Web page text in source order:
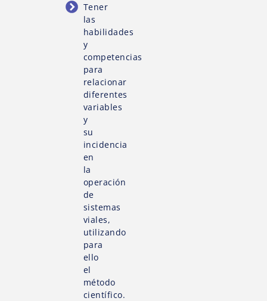
Tener
las
habilidades
y
competencias
para
relacionar
diferentes
variables
y
su
incidencia
en
la
operación
de
sistemas
viales,
utilizando
para
ello
el
método
científico.